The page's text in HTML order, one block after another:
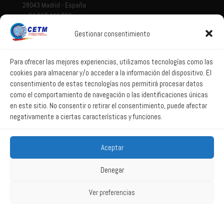
Gestionar consentimiento
Para ofrecer las mejores experiencias, utilizamos tecnologías como las
cookies para almacenar y/o acceder a la información del dispositivo. El
consentimiento de estas tecnologías nos permitirá procesar datos
como el comportamiento de navegación o las identificaciones únicas
en este sitio. No consentir o retirar el consentimiento, puede afectar
negativamente a ciertas características y funciones.
Aceptar
Denegar
Ver preferencias
28043 Madrid - España
+ 34 917 444 700
Aviso legal
Política de privacidad
Política de Sistema Interno de Información
Política de Cookies
Correo web